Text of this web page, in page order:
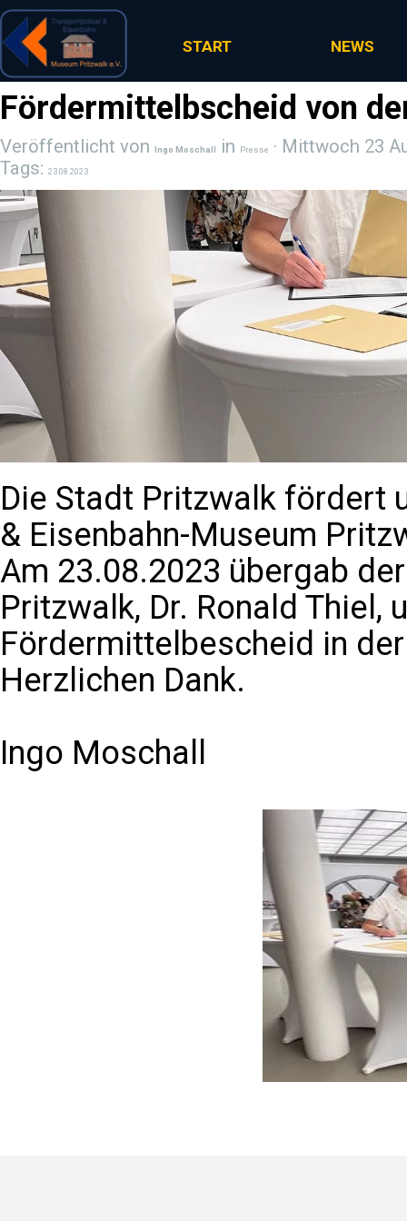
Direkt zum Seiteninhalt
START NEWS
Fördermittelbscheid von
Veröffentlicht von Ingo Moschall in Presse
· Mittwoch 23
Tags: 23.08.2023
Die Stadt Pritzwalk fördert
& Eisenbahn-Museum
Am 23.08.2023 übergab
Pritzwalk, Dr. Ronald Thiel,
Fördermittelbescheid in
Herzlichen Dank.
Ingo Moschall